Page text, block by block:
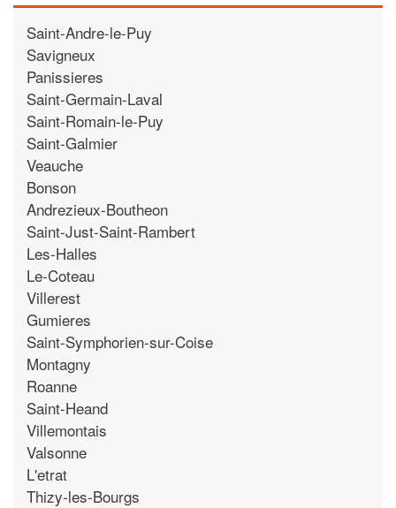
Saint-Andre-le-Puy
Savigneux
Panissieres
Saint-Germain-Laval
Saint-Romain-le-Puy
Saint-Galmier
Veauche
Bonson
Andrezieux-Boutheon
Saint-Just-Saint-Rambert
Les-Halles
Le-Coteau
Villerest
Gumieres
Saint-Symphorien-sur-Coise
Montagny
Roanne
Saint-Heand
Villemontais
Valsonne
L'etrat
Thizy-les-Bourgs